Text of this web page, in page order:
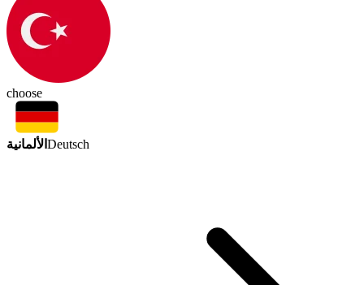
choose
الألمانية Deutsch